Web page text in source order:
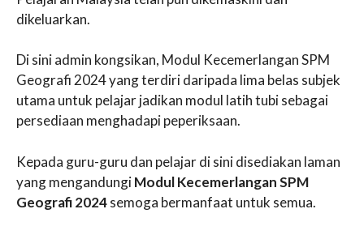
dikeluarkan.
Di sini admin kongsikan, Modul Kecemerlangan SPM
Geografi 2024 yang terdiri daripada lima belas subjek
utama untuk pelajar jadikan modul latih tubi sebagai
persediaan menghadapi peperiksaan.
Kepada guru-guru dan pelajar di sini disediakan laman
yang mengandungiModul Kecemerlangan SPM
Geografi 2024semoga bermanfaat untuk semua.